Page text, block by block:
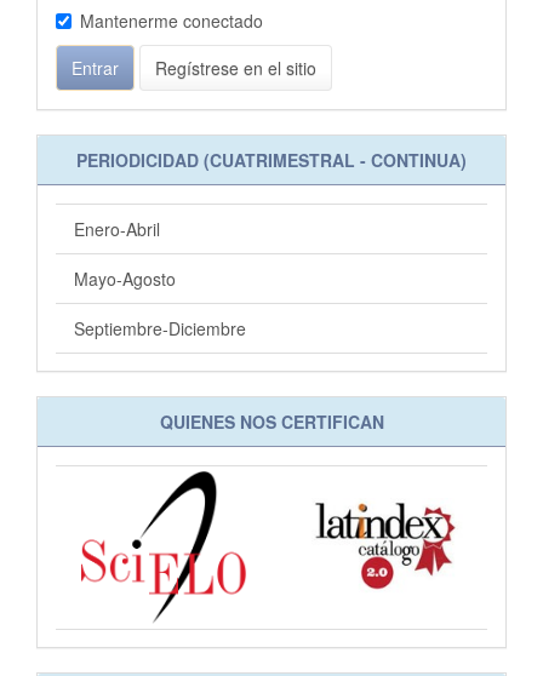
Mantenerme conectado
Entrar
Regístrese en el sitio
PERIODICIDAD (CUATRIMESTRAL - CONTINUA)
Enero-Abril
Mayo-Agosto
Septiembre-Diciembre
QUIENES NOS CERTIFICAN